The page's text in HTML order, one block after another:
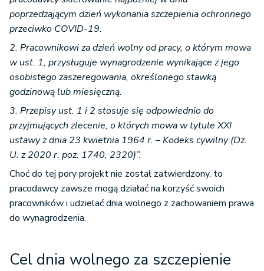
poprzedzającym dzień wykonania szczepienia ochronnego
przeciwko COVID-19.
2. Pracownikowi za dzień wolny od pracy, o którym mowa
w ust. 1, przysługuje wynagrodzenie wynikające z jego
osobistego zaszeregowania, określonego stawką
godzinową lub miesięczną.
3. Przepisy ust. 1 i 2 stosuje się odpowiednio do
przyjmujących zlecenie, o których mowa w tytule XXI
ustawy z dnia 23 kwietnia 1964 r. – Kodeks cywilny (Dz.
U. z 2020 r. poz. 1740, 2320)”.
Choć do tej pory projekt nie został zatwierdzony, to
pracodawcy zawsze mogą działać na korzyść swoich
pracowników i udzielać dnia wolnego z zachowaniem prawa
do wynagrodzenia.
Cel dnia wolnego za szczepienie